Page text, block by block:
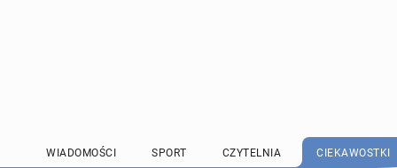
WIADOMOŚCI SPORT CZYTELNIA CIEKAWOSTKI